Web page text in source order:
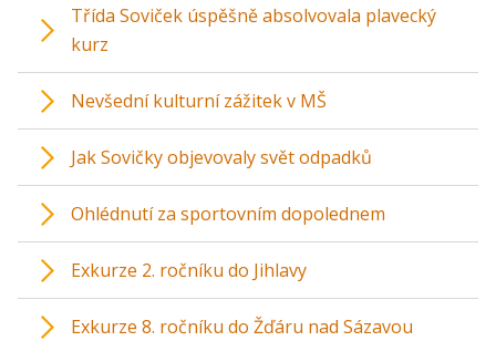
Třída Soviček úspěšně absolvovala plavecký
kurz
Nevšední kulturní zážitek v MŠ
Jak Sovičky objevovaly svět odpadků
Ohlédnutí za sportovním dopolednem
Exkurze 2. ročníku do Jihlavy
Exkurze 8. ročníku do Žďáru nad Sázavou